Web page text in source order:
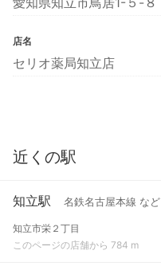
店名
セリオ薬局知立店
近くの駅
知立駅 名鉄名古屋本線 など
知立市栄２丁目
このページの店舗から 784 m